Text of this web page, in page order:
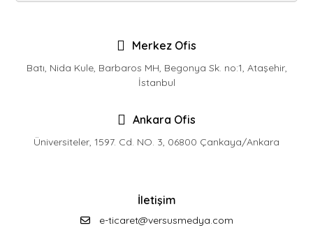
Merkez Ofis
Batı, Nida Kule, Barbaros MH, Begonya Sk. no:1, Ataşehir,
İstanbul
Ankara Ofis
Üniversiteler, 1597. Cd. NO. 3, 06800 Çankaya/Ankara
İletişim
e-ticaret@versusmedya.com